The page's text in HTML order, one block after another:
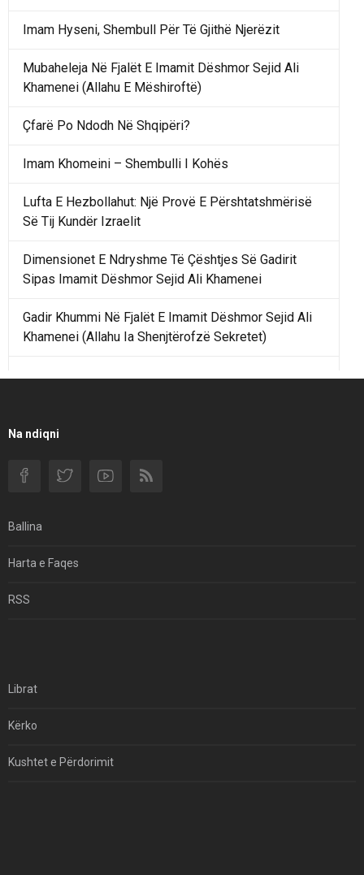
Imam Hyseni, Shembull Për Të Gjithë Njerëzit
Mubaheleja Në Fjalët E Imamit Dëshmor Sejid Ali
Khamenei (Allahu E Mëshiroftë)
Çfarë Po Ndodh Në Shqipëri?
Imam Khomeini – Shembulli I Kohës
Lufta E Hezbollahut: Një Provë E Përshtatshmërisë
Së Tij Kundër Izraelit
Dimensionet E Ndryshme Të Çështjes Së Gadirit
Sipas Imamit Dëshmor Sejid Ali Khamenei
Gadir Khummi Në Fjalët E Imamit Dëshmor Sejid Ali
Khamenei (Allahu Ia Shenjtërofzë Sekretet)
Filmi I Shkurtër Iranian “Pasta Alfredo” Ka Udhëtuar
Na ndiqni
Ballina
Harta e Faqes
RSS
Librat
Kërko
Kushtet e Përdorimit